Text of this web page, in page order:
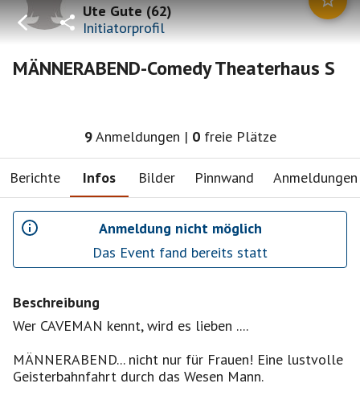
Ute Gute(62)
Initiatorprofil
MÄNNERABEND-Comedy Theaterhaus S
9Anmeldungen | 0 freie Plätze
Berichte Infos Bilder Pinnwand Anmeldungen
Anmeldung nicht möglich
Das Event fand bereits statt
Beschreibung
Wer CAVEMAN kennt, wird es lieben ....
MÄNNERABEND... nicht nur für Frauen! Eine lustvolle
Geisterbahnfahrt durch das Wesen Mann.